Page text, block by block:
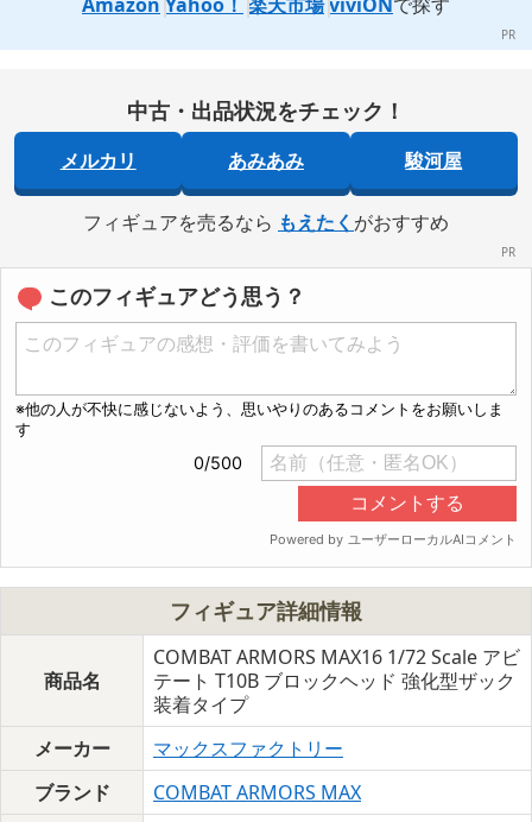
中古・出品状況をチェック！
メルカリ あみあみ 駿河屋
フィギュアを売るなら もえたく がおすすめ
このフィギュアどう思う？
フィギュア詳細情報
商品名
COMBAT ARMORS MAX16 1/72 Scale アビ
テート T10B ブロックヘッド 強化型ザック
装着タイプ
メーカー
マックスファクトリー
ブランド
COMBAT ARMORS MAX